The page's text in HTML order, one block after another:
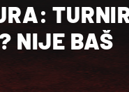
NIJE BAŠ